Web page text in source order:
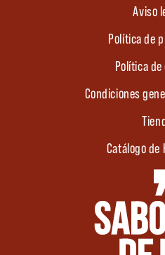
Aviso
Política de
Política
Condiciones
Catálogo de